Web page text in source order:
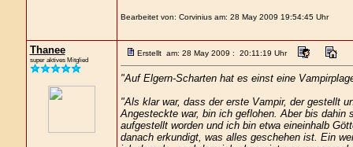
Bearbeitet von: Corvinius am: 28 May 2009 19:54:45 Uhr
Thanee
super aktives Mitglied
Erstellt am: 28 May 2009 : 20:11:19 Uhr
"Auf Elgern-Scharten hat es einst eine
"Als klar war, dass der erste Vampir, der gestellt
Angesteckte war, bin ich geflohen. Aber bis dahin
aufgestellt worden und ich bin etwa eineinhalb
danach erkundigt, was alles geschehen ist. Ein